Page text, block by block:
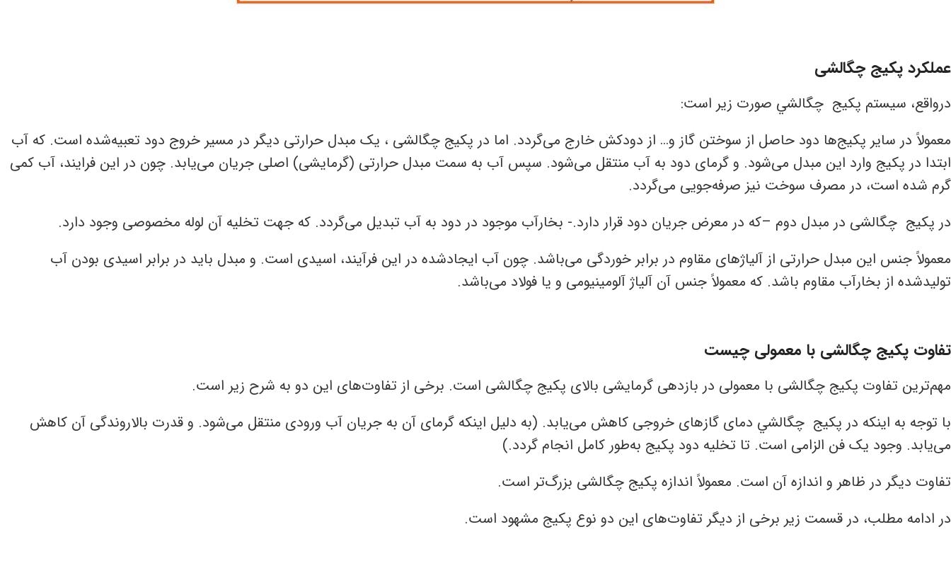
عملکرد پکیج چگالشی
درواقع، سیستم پكيج چگالشي صورت زیر است:
معمولاً در سایر پکیج‌ها دود حاصل از سوختن گاز و… از دودکش خارج می‌گردد. اما در پکیج چگالشی ، یک مبدل حرارتی دیگر در مسیر خروج دود تعبیه‌شده است. که آب
ابتدا در پکیج وارد این مبدل می‌شود. و گرمای دود به آب منتقل می‌شود. سپس آب به سمت مبدل حرارتی (گرمایشی) اصلی جریان می‌یابد. چون در این فرایند، آب کمی
گرم شده است، در مصرف سوخت نیز صرفه‌جویی می‌گردد.
در پکیج چگالشی در مبدل دوم –که در معرض جریان دود قرار دارد.- بخارآب موجود در دود به آب تبدیل می‌گردد. که جهت تخلیه آن لوله مخصوصی وجود دارد.
معمولاً جنس این مبدل حرارتی از آلیاژهای مقاوم در برابر خوردگی می‌باشد. چون آب ایجادشده در این فرآیند، اسیدی است. و مبدل باید در برابر اسیدی بودن آب
تولیدشده از بخارآب مقاوم باشد. که معمولاً جنس آن آلیاژ آلومینیومی و یا فولاد می‌باشد.
تفاوت پکیج چگالشی با معمولی چیست
مهم‌ترین تفاوت پکیج چگالشی با معمولی در بازدهی گرمایشی بالای پکیج چگالشی است. برخی از تفاوت‌های این دو به شرح زیر است.
با توجه به اینکه در پكيج چگالشي دمای گازهای خروجی کاهش می‌یابد. (به دلیل اینکه گرمای آن به جریان آب ورودی منتقل می‌شود. و قدرت بالاروندگی آن کاهش
می‌یابد. وجود یک فن الزامی است. تا تخلیه دود پکیج به‌طور کامل انجام گردد.)
تفاوت دیگر در ظاهر و اندازه آن است. معمولاً اندازه پکیج چگالشی بزرگ‌تر است.
در ادامه مطلب، در قسمت زیر برخی از دیگر تفاوت‌های این دو نوع پکیج مشهود است.